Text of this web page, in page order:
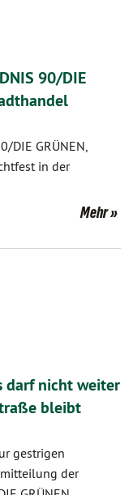
90/DIE
DIE GRÜNEN,
in der
Mehr
darf nicht weiter
bleibt
gestrigen
der